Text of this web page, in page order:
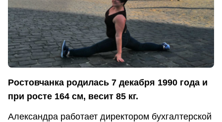
Ростовчанка родилась 7 декабря 1990 года и
при росте 164 см, весит 85 кг.
Александра работает директором бухгалтерской